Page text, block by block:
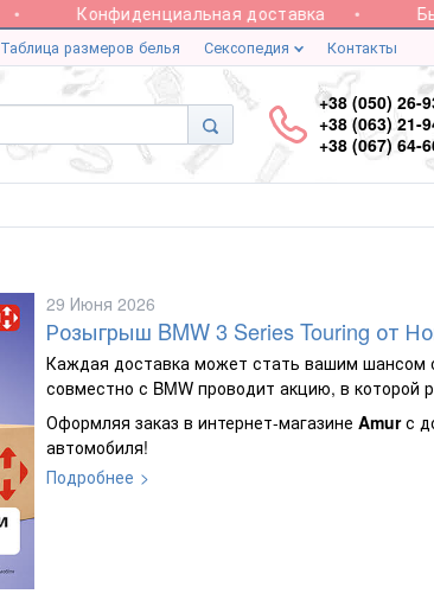
Конфиденциальная доставка
Таблица размеров белья Сексопедия Контакты
+38 (050) 26-
+38 (063) 21-
+38 (067) 64-
29 Июня 2026
Розыгрыш BMW 3 Series Touring от
Каждая доставка может стать вашим шансом
совместно с BMW проводит акцию, в которой
Оформляя заказ в интернет-магазине Amurс
автомобиля!
Подробнее